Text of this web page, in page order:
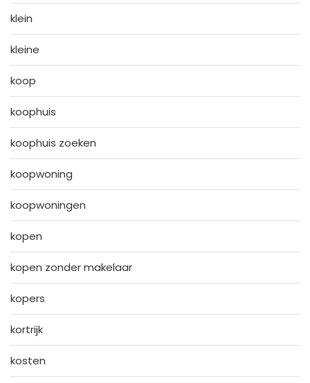
klein
kleine
koop
koophuis
koophuis zoeken
koopwoning
koopwoningen
kopen
kopen zonder makelaar
kopers
kortrijk
kosten